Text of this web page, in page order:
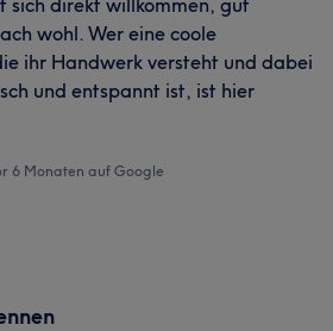
sich direkt willkommen, gut
wohl. Wer eine coole
ihr Handwerk versteht und dabei
und entspannt ist, ist hier
6 Monaten auf Google